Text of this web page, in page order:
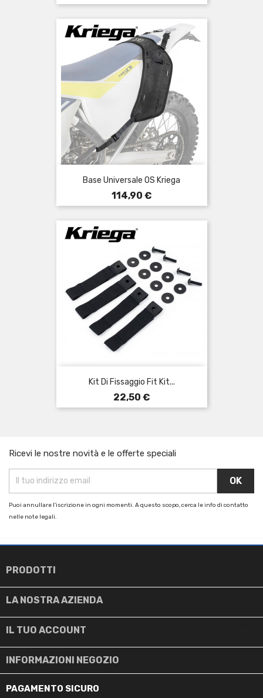
Base Universale OS Kriega
Prezzo
114,90 €
Kit Di Fissaggio Fit Kit...
Prezzo
22,50 €
Ricevi le nostre novità e le offerte speciali
Puoi annullare l'iscrizione in ogni momenti. A questo scopo, cerca le info di contatto
nelle note legali.
PRODOTTI
LA NOSTRA AZIENDA
IL TUO ACCOUNT
INFORMAZIONI NEGOZIO
PAGAMENTO SICURO